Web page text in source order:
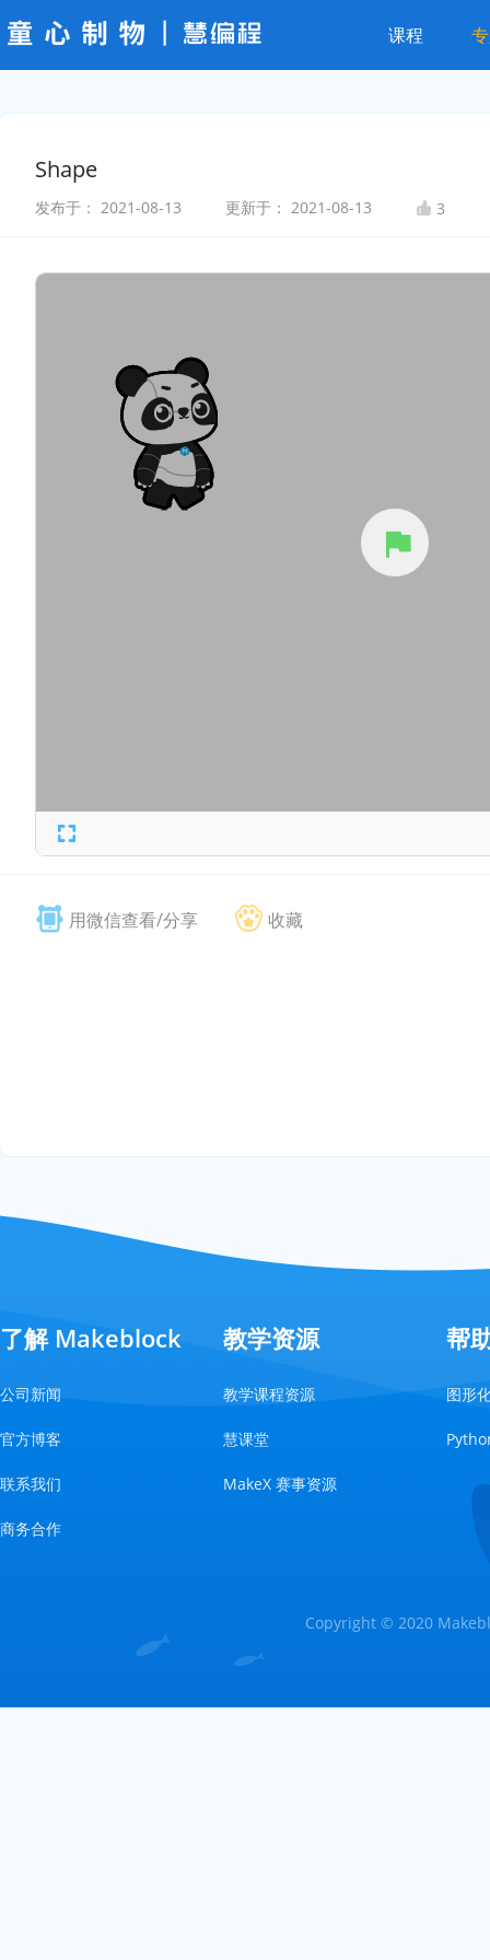
课程
Shape
发布于： 2021-08-13 更新于： 2021-08-13 3
用微信查看/分享 收藏
了解 Makeblock
公司新闻
官方博客
联系我们
商务合作
教学资源
教学课程资源
慧课堂
MakeX 赛事资源
帮
图形
Copyright © 2020